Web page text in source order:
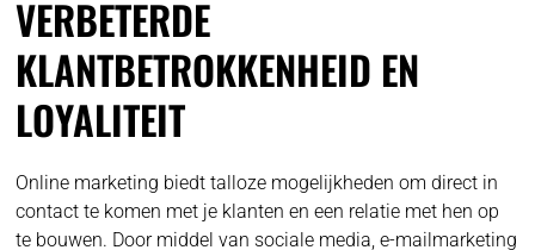
VERBETERDE
KLANTBETROKKENHEID EN
LOYALITEIT
Online marketing biedt talloze mogelijkheden om direct in
contact te komen met je klanten en een relatie met hen op
te bouwen. Door middel van sociale media, e-mailmarketing